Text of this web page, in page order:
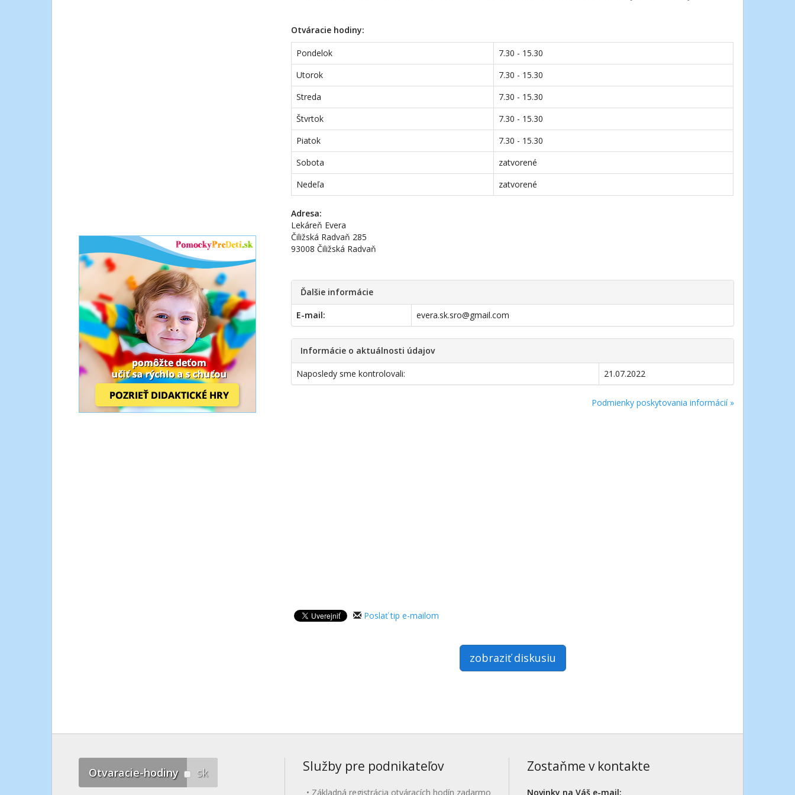
Otváracie hodiny:
Pondelok
7.30 - 15.30
Utorok
7.30 - 15.30
Streda
7.30 - 15.30
Štvrtok
7.30 - 15.30
Piatok
7.30 - 15.30
Sobota
zatvorené
Nedeľa
zatvorené
Adresa:
Lekáreň Evera
Čiližská Radvaň 285
93008 Čiližská Radvaň
Ďalšie informácie
E-mail: evera.sk.sro@gmail.com
Informácie o aktuálnosti údajov
Naposledy sme kontrolovali: 21.07.2022
Podmienky poskytovania informácií »
Poslať tip e-mailom
zobraziť diskusiu
Otvaracie-hodiny sk Služby pre podnikateľov
Základná registrácia otváracích hodín zadarmo
Zostaňme v kontakte
Novinky na Váš e-mail: